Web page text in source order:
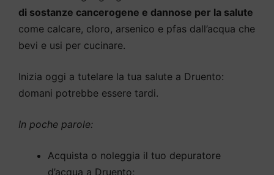
di sostanze cancerogene e dannose per la salute
come calcare, cloro, arsenico e pfas dall’acqua che
bevi e usi per cucinare.
Inizia oggi a tutelare la tua salute a Druento:
domani potrebbe essere tardi.
In poche parole:
Acquista o noleggia il tuo depuratore
d’acqua a Druento;